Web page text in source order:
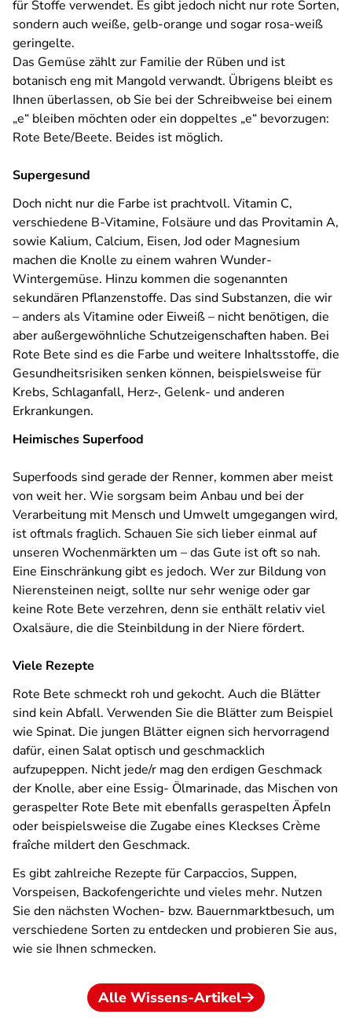
für Stoffe verwendet. Es gibt jedoch nicht nur rote Sorten,
sondern auch weiße, gelb-orange und sogar rosa-weiß
geringelte.
Das Gemüse zählt zur Familie der Rüben und ist
botanisch eng mit Mangold verwandt. Übrigens bleibt es
Ihnen überlassen, ob Sie bei der Schreibweise bei einem
„e“ bleiben möchten oder ein doppeltes „e“ bevorzugen:
Rote Bete/Beete. Beides ist möglich.
Supergesund
Doch nicht nur die Farbe ist prachtvoll. Vitamin C,
verschiedene B-Vitamine, Folsäure und das Provitamin A,
sowie Kalium, Calcium, Eisen, Jod oder Magnesium
machen die Knolle zu einem wahren Wunder-
Wintergemüse. Hinzu kommen die sogenannten
sekundären Pflanzenstoffe. Das sind Substanzen, die wir
– anders als Vitamine oder Eiweiß – nicht benötigen, die
aber außergewöhnliche Schutzeigenschaften haben. Bei
Rote Bete sind es die Farbe und weitere Inhaltsstoffe, die
Gesundheitsrisiken senken können, beispielsweise für
Krebs, Schlaganfall, Herz-, Gelenk- und anderen
Erkrankungen.
Heimisches Superfood
Superfoods sind gerade der Renner, kommen aber meist
von weit her. Wie sorgsam beim Anbau und bei der
Verarbeitung mit Mensch und Umwelt umgegangen wird,
ist oftmals fraglich. Schauen Sie sich lieber einmal auf
unseren Wochenmärkten um – das Gute ist oft so nah.
Eine Einschränkung gibt es jedoch. Wer zur Bildung von
Nierensteinen neigt, sollte nur sehr wenige oder gar
keine Rote Bete verzehren, denn sie enthält relativ viel
Oxalsäure, die die Steinbildung in der Niere fördert.
Viele Rezepte
Rote Bete schmeckt roh und gekocht. Auch die Blätter
sind kein Abfall. Verwenden Sie die Blätter zum Beispiel
wie Spinat. Die jungen Blätter eignen sich hervorragend
dafür, einen Salat optisch und geschmacklich
aufzupeppen. Nicht jede/r mag den erdigen Geschmack
der Knolle, aber eine Essig- Ölmarinade, das Mischen von
geraspelter Rote Bete mit ebenfalls geraspelten Äpfeln
oder beispielsweise die Zugabe eines Kleckses Crème
fraîche mildert den Geschmack.
Es gibt zahlreiche Rezepte für Carpaccios, Suppen,
Vorspeisen, Backofengerichte und vieles mehr. Nutzen
Sie den nächsten Wochen- bzw. Bauernmarktbesuch, um
verschiedene Sorten zu entdecken und probieren Sie aus,
wie sie Ihnen schmecken.
Alle Wissens-Artikel